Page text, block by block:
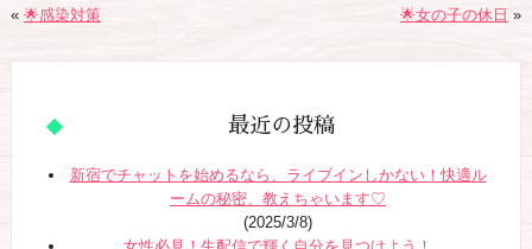
« 🌟感染対策 🌟女の子の休日 »
最近の投稿
新宿でチャットを始めるなら、ライブインしかない！快適ル
ームの秘密、教えちゃいます♡
(2025/3/8)